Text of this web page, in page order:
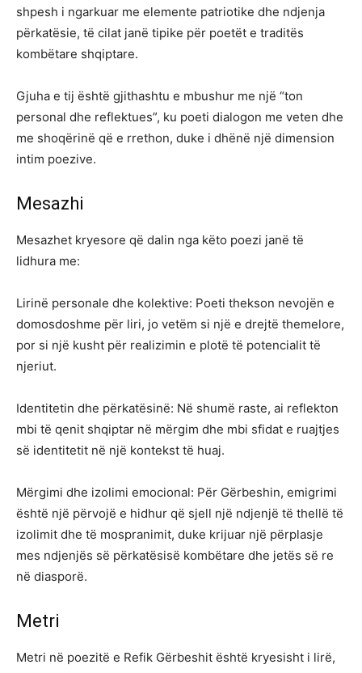
shpesh i ngarkuar me elemente patriotike dhe ndjenja
përkatësie, të cilat janë tipike për poetët e traditës
kombëtare shqiptare.
Gjuha e tij është gjithashtu e mbushur me një “ton
personal dhe reflektues”, ku poeti dialogon me veten dhe
me shoqërinë që e rrethon, duke i dhënë një dimension
intim poezive.
Mesazhi
Mesazhet kryesore që dalin nga këto poezi janë të
lidhura me:
Lirinë personale dhe kolektive: Poeti thekson nevojën e
domosdoshme për liri, jo vetëm si një e drejtë themelore,
por si një kusht për realizimin e plotë të potencialit të
njeriut.
Identitetin dhe përkatësinë: Në shumë raste, ai reflekton
mbi të qenit shqiptar në mërgim dhe mbi sfidat e ruajtjes
së identitetit në një kontekst të huaj.
Mërgimi dhe izolimi emocional: Për Gërbeshin, emigrimi
është një përvojë e hidhur që sjell një ndjenjë të thellë të
izolimit dhe të mospranimit, duke krijuar një përplasje
mes ndjenjës së përkatësisë kombëtare dhe jetës së re
në diasporë.
Metri
Metri në poezitë e Refik Gërbeshit është kryesisht i lirë,